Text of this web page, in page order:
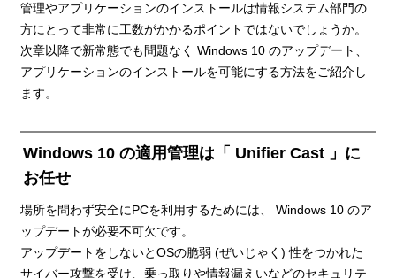
管理やアプリケーションのインストールは情報システム部門の
方にとって非常に工数がかかるポイントではないでしょうか。
次章以降で新常態でも問題なく Windows 10 のアップデート、
アプリケーションのインストールを可能にする方法をご紹介し
ます。
Windows 10 の適用管理は「 Unifier Cast 」に
お任せ
場所を問わず安全にPCを利用するためには、 Windows 10 のア
ップデートが必要不可欠です。
アップデートをしないとOSの脆弱 (ぜいじゃく) 性をつかれた
サイバー攻撃を受け、乗っ取りや情報漏えいなどのセキュリテ